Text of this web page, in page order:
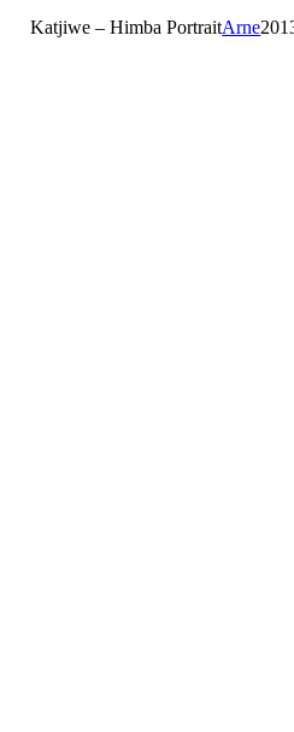
Katjiwe – Himba PortraitArne